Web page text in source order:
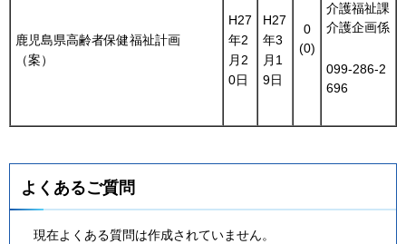
鹿児島県高齢者保健福祉計画
（案）
H27
年2
月2
0日
H27
年3
月1
9日
0
(0)
介護福祉課
介護企画係
099-286-2
696
よくあるご質問
現在よくある質問は作成されていません。